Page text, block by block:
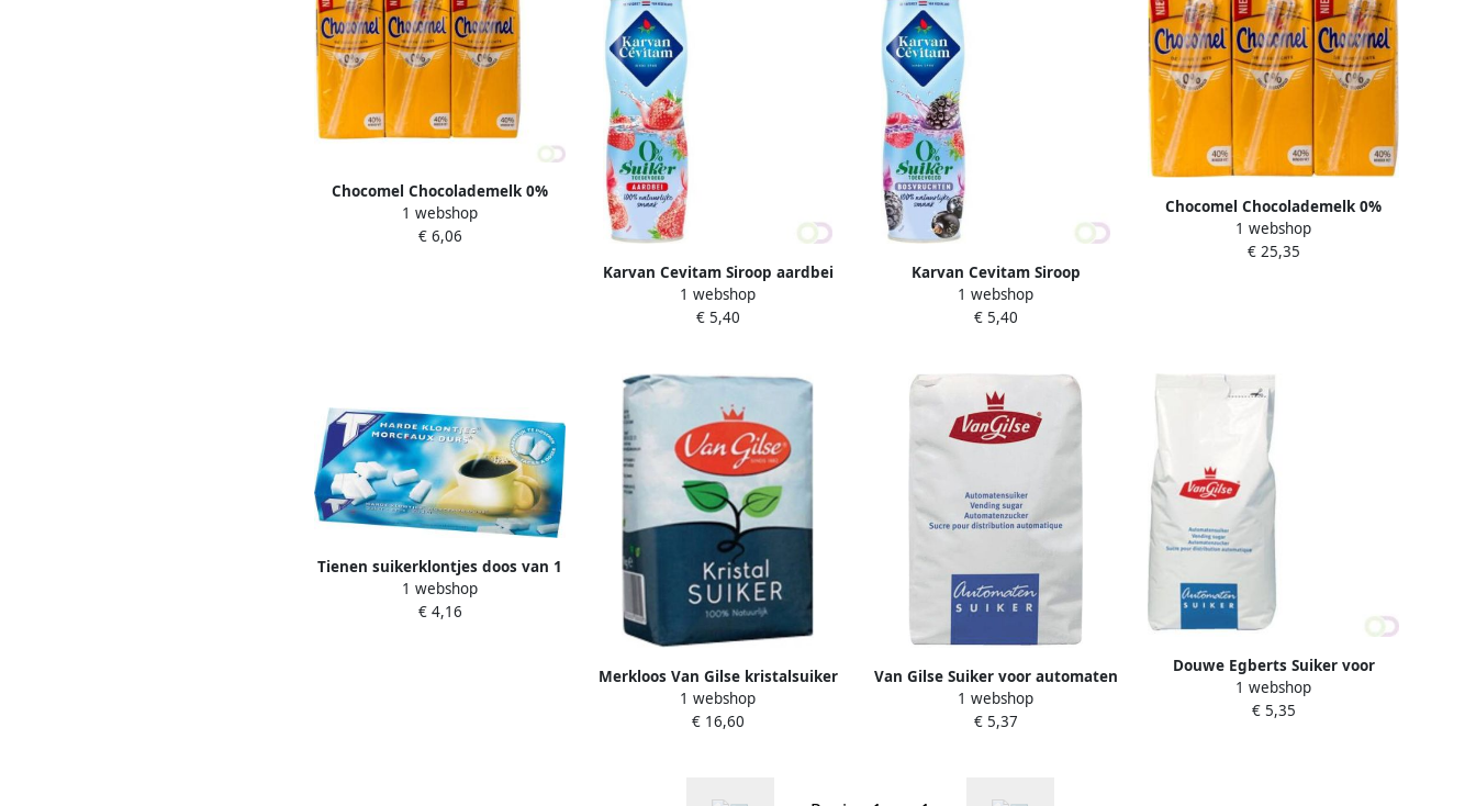
Chocomel Chocolademelk 0%
toegevoegd suiker 20cl
1 webshop
€ 6,06
Karvan Cevitam Siroop aardbei
0% suiker 600ml
1 webshop
€ 5,40
Karvan Cevitam Siroop
bosvruchten 0% suiker 600ml
1 webshop
€ 5,40
Chocomel Chocolademelk 0%
toegevoegd suiker 20cl
1 webshop
€ 25,35
Tienen suikerklontjes doos van 1
kg
1 webshop
€ 4,16
Merkloos Van Gilse kristalsuiker
pak van 1 kg
1 webshop
€ 16,60
Van Gilse Suiker voor automaten
1500gram
1 webshop
€ 5,37
Douwe Egberts Suiker voor
automaten 1500gram
1 webshop
€ 5,35